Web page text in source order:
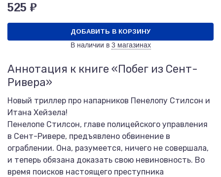
525 ₽
ДОБАВИТЬ В КОРЗИНУ
В наличии в 3 магазинах
Аннотация к книге «Побег из Сент-
Ривера»
Новый триллер про напарников Пенелопу Стилсон и
Итана Хейзела!
Пенелопе Стилсон, главе полицейского управления
в Сент-Ривере, предъявлено обвинение в
ограблении. Она, разумеется, ничего не совершала,
и теперь обязана доказать свою невиновность. Во
время поисков настоящего преступника